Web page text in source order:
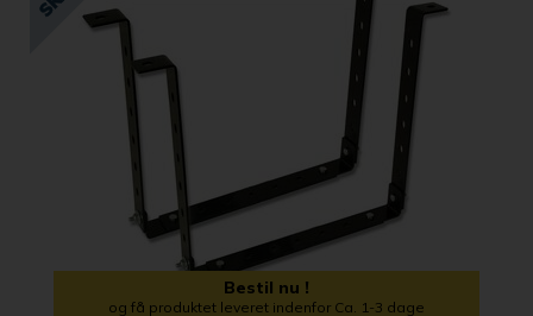
Bestil nu !
og få produktet leveret indenfor Ca. 1-3 dage